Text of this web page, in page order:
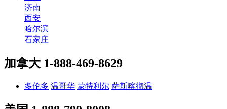
济南
西安
哈尔滨
石家庄
加拿大 1-888-469-8629
多伦多 温哥华 蒙特利尔 萨斯喀彻温